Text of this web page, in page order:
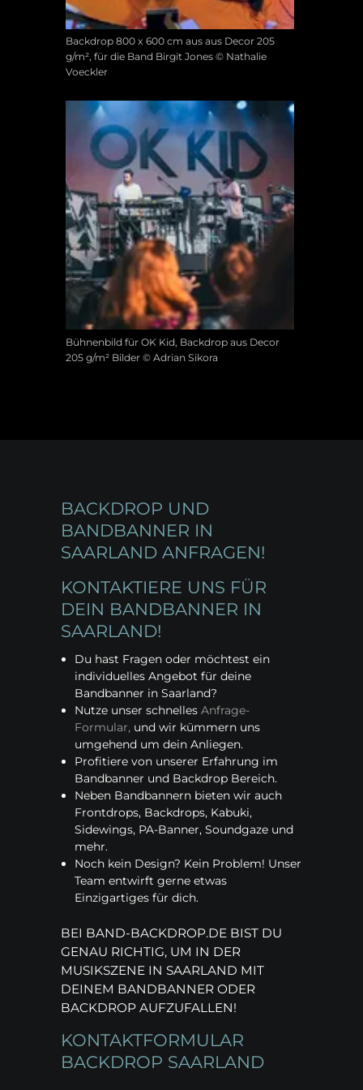
Backdrop 800 x 600 cm aus aus Decor 205
g/m², für die Band Birgit Jones © Nathalie
Voeckler
Bühnenbild für OK Kid, Backdrop aus Decor
205 g/m² Bilder © Adrian Sikora
BACKDROP UND
BANDBANNER IN
SAARLAND ANFRAGEN!
KONTAKTIERE UNS FÜR
DEIN BANDBANNER IN
SAARLAND!
Du hast Fragen oder möchtest ein
individuelles Angebot für deine
Bandbanner in Saarland?
Nutze unser schnellesAnfrage-
Formular, und wir kümmern uns
umgehend um dein Anliegen.
Profitiere von unserer Erfahrung im
Bandbanner und Backdrop Bereich.
Neben Bandbannern bieten wir auch
Frontdrops, Backdrops, Kabuki,
Sidewings, PA-Banner, Soundgaze und
mehr.
Noch kein Design? Kein Problem! Unser
Team entwirft gerne etwas
Einzigartiges für dich.
BEI BAND-BACKDROP.DE BIST DU
GENAU RICHTIG, UM IN DER
MUSIKSZENE IN SAARLAND MIT
DEINEM BANDBANNER ODER
BACKDROP AUFZUFALLEN!
KONTAKTFORMULAR
BACKDROP SAARLAND